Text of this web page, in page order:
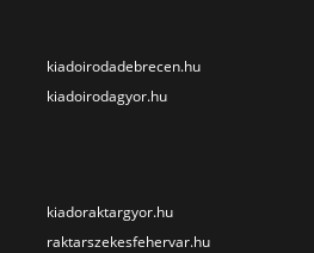
kiadoirodadebrecen.hu
kiadoirodagyor.hu
kiadoraktargyor.hu
raktarszekesfehervar.hu